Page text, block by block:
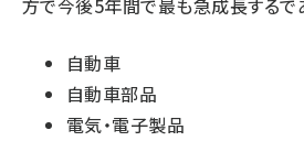
方で今後5年間で最も急成長するで
自動車
自動車部品
電気・電子製品